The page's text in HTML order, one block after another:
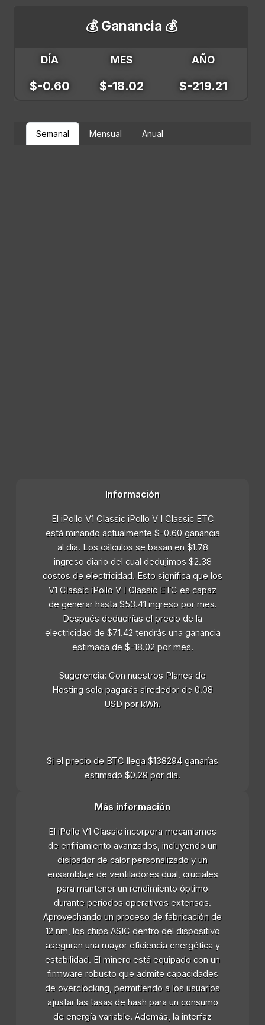
💰 Ganancia 💰
DÍA MES AÑO
$-0.60 $-18.02 $-219.21
Semanal Mensual Anual
Información
El iPollo V1 Classic iPollo V I Classic ETC
está minando actualmente $-0.60 ganancia
al día. Los cálculos se basan en $1.78
ingreso diario del cual dedujimos $2.38
costos de electricidad. Esto significa que los
V1 Classic iPollo V I Classic ETC es capaz
de generar hasta $53.41 ingreso por mes.
Después deducirías el precio de la
electricidad de $71.42 tendrás una ganancia
estimada de $-18.02 por mes.
Sugerencia: Con nuestros Planes de
Hosting solo pagarás alrededor de 0.08
USD por kWh.
Si el precio de BTC llega $138294 ganarías
estimado $0.29 por día.
Más información
El iPollo V1 Classic incorpora mecanismos
de enfriamiento avanzados, incluyendo un
disipador de calor personalizado y un
ensamblaje de ventiladores dual, cruciales
para mantener un rendimiento óptimo
durante períodos operativos extensos.
Aprovechando un proceso de fabricación de
12 nm, los chips ASIC dentro del dispositivo
aseguran una mayor eficiencia energética y
estabilidad. El minero está equipado con un
firmware robusto que admite capacidades
de overclocking, permitiendo a los usuarios
ajustar las tasas de hash para un consumo
de energía variable. Además, la interfaz